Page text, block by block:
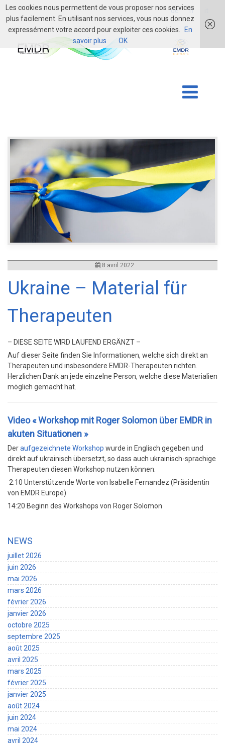
login de fr
8 avril 2022
Ukraine – Material für
Therapeuten
– DIESE SEITE WIRD LAUFEND ERGÄNZT –
Auf dieser Seite finden Sie Informationen, welche sich direkt an
Therapeuten und insbesondere EMDR-Therapeuten richten.
Herzlichen Dank an jede einzelne Person, welche diese Materialien
möglich gemacht hat.
Video « Workshop mit Roger Solomon über EMDR in
akuten Situationen »
Deraufgezeichnete Workshop wurde in Englisch gegeben und
direkt auf ukrainisch übersetzt, so dass auch ukrainisch-sprachige
Therapeuten diesen Workshop nutzen können.
2:10 Unterstützende Worte von Isabelle Fernandez (Präsidentin
von EMDR Europe)
14:20 Beginn des Workshops von Roger Solomon
NEWS
juillet 2026
juin 2026
mai 2026
mars 2026
février 2026
janvier 2026
octobre 2025
septembre 2025
août 2025
avril 2025
mars 2025
février 2025
janvier 2025
août 2024
juin 2024
mai 2024
avril 2024
Les cookies nous permettent de vous proposer nos services
plus facilement. En utilisant nos services, vous nous donnez
expressément votre accord pour exploiter ces cookies.
En
savoir plus
OK